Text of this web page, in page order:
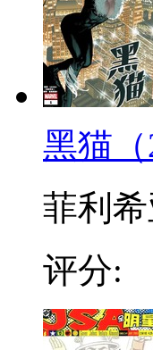
黑猫（
菲利
评分: